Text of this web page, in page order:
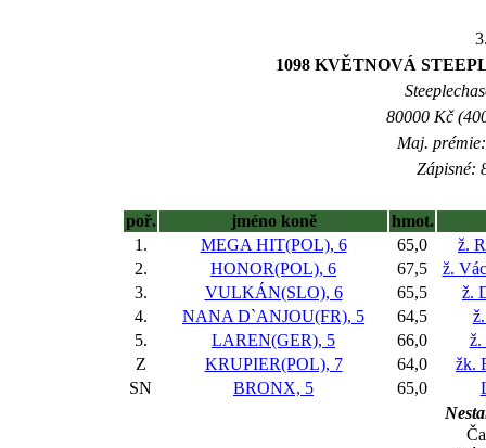
1098 KVĚTNOVÁ
80000 Kč
Maj.
Zápisné:
poř. jméno koně
hmot.
1.
MEGA HIT(POL), 6 65,0
ž.
2.
HONOR(POL), 6 67,5
ž.
3.
VULKÁN(SLO), 6 65,5
ž.
4.
NANA D`ANJOU(FR), 5 64,5
5.
LAREN(GER), 5 66,0
ž.
Z
KRUPIER(POL), 7 64,0
žk.
SN
BRONX, 5 65,0